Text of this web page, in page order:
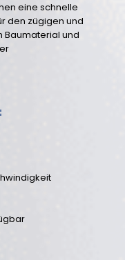
eine schnelle
den zügigen und
Baumaterial und